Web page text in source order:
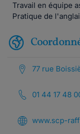
Travail en équipe
Pratique de
77 rue
01 44 17 48
www.scp-